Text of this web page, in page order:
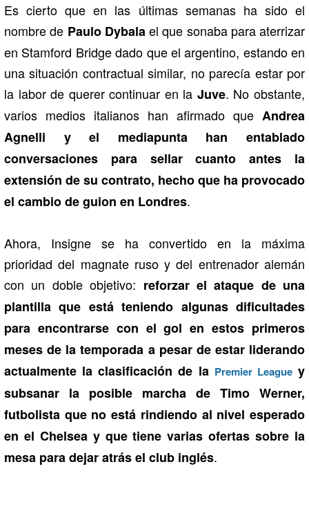
Es cierto que en las últimas semanas ha sido el
nombre de Paulo Dybalael que sonaba para aterrizar
en Stamford Bridge dado que el argentino, estando en
una situación contractual similar, no parecía estar por
la labor de querer continuar en la Juve. No obstante,
varios medios italianos han afirmado que Andrea
Agnelli y el mediapunta han entablado
conversaciones para sellar cuanto antes la
extensión de su contrato, hecho que ha provocado
el cambio de guion en Londres.
Ahora, Insigne se ha convertido en la máxima
prioridad del magnate ruso y del entrenador alemán
con un doble objetivo: reforzar el ataque de una
plantilla que está teniendo algunas dificultades
para encontrarse con el gol en estos primeros
meses de la temporada a pesar de estar liderando
actualmente la clasificación de la Premier Leaguey
subsanar la posible marcha de Timo Werner,
futbolista que no está rindiendo al nivel esperado
en el Chelsea y que tiene varias ofertas sobre la
mesa para dejar atrás el club inglés.